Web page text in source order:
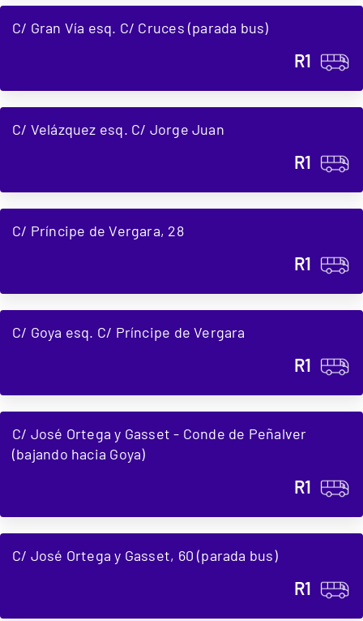
C/ Gran Vía esq. C/ Cruces (parada bus)
R1
C/ Velázquez esq. C/ Jorge Juan
R1
C/ Príncipe de Vergara, 28
R1
C/ Goya esq. C/ Príncipe de Vergara
R1
C/ José Ortega y Gasset - Conde de Peñalver
(bajando hacia Goya)
R1
C/ José Ortega y Gasset, 60 (parada bus)
R1